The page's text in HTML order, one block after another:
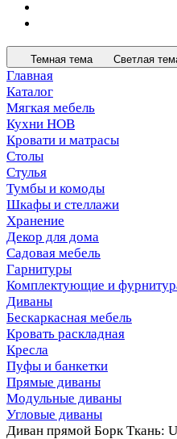
Темная тема Светлая
Главная
Каталог
Мягкая мебель
Кухни НОВ
Кровати и матрасы
Столы
Стулья
Тумбы и комоды
Шкафы и стеллажи
Хранение
Декор для дома
Садовая мебель
Гарнитуры
Комплектующие и
Диваны
Бескаркасная мебель
Кровать раскладная
Кресла
Пуфы и банкетки
Прямые диваны
Модульные диваны
Угловые диваны
Диван прямой Борк Ткань: